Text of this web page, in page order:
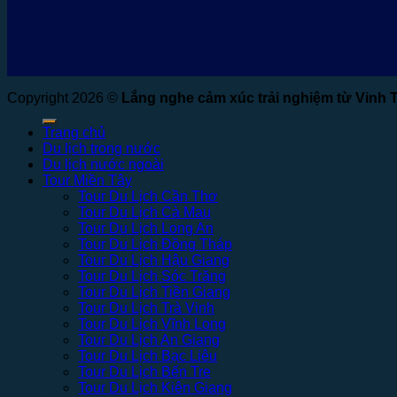
Copyright 2026 © Lắng nghe cảm xúc trải nghiệm từ Vinh
Trang chủ
Du lịch trong nước
Du lịch nước ngoài
Tour Miền Tây
Tour Du Lịch Cần Thơ
Tour Du Lịch Cà Mau
Tour Du Lịch Long An
Tour Du Lịch Đồng Tháp
Tour Du Lịch Hậu Giang
Tour Du Lịch Sóc Trăng
Tour Du Lịch Tiền Giang
Tour Du Lịch Trà Vinh
Tour Du Lịch Vĩnh Long
Tour Du Lịch An Giang
Tour Du Lịch Bạc Liêu
Tour Du Lịch Bến Tre
Tour Du Lịch Kiên Giang